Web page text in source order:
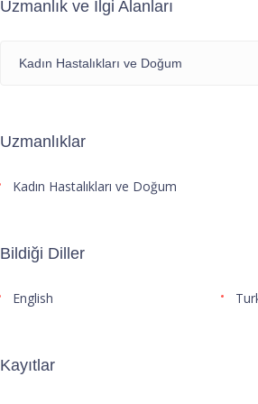
Uzmanlık ve İlgi Alanları
Kadın Hastalıkları ve Doğum
Uzmanlıklar
Kadın Hastalıkları ve Doğum
Bildiği Diller
English
Kayıtlar